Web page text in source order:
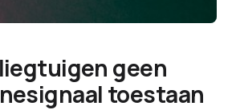
geen
toestaan